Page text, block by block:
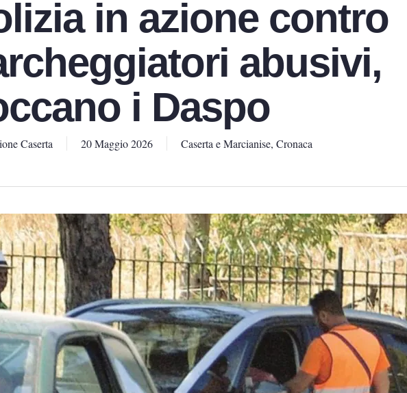
in azione contro
abusivi,
i Daspo
Caserta 20 Maggio 2026 Caserta e Marcianise, Cronaca